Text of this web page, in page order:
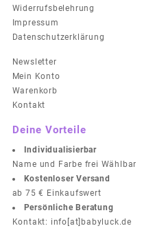
Widerrufsbelehrung
Impressum
Datenschutzerklärung
Newsletter
Mein Konto
Warenkorb
Kontakt
Deine Vorteile
Individualisierbar
Name und Farbe frei Wählbar
Kostenloser Versand
ab 75 € Einkaufswert
Persönliche Beratung
Kontakt: info[at]babyluck.de